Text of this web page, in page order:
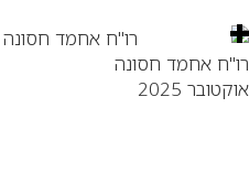
אחמד חסונה
2025